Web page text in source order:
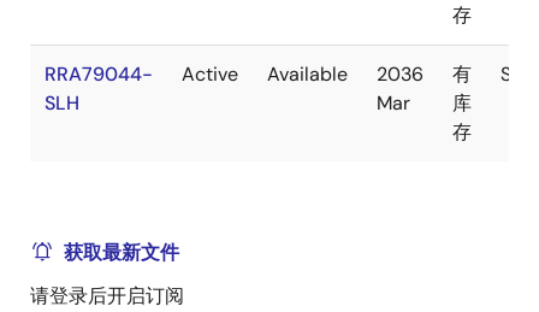
存
RRA79044-
SLH
Active Available
2036
Mar
有
库
存
获取最新文件
请登录后开启订阅